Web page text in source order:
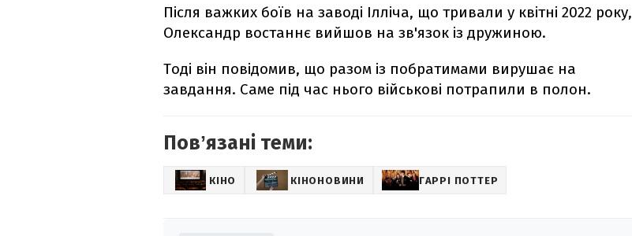
Після важких боїв на заводі Ілліча, що тривали у квітні 2022 року,
Олександр востаннє вийшов на зв'язок із дружиною.
Тоді він повідомив, що разом із побратимами вирушає на
завдання. Саме під час нього військові потрапили в полон.
Повʼязані теми:
КІНО КІНОНОВИНИ ГАРРІ ПОТТЕР